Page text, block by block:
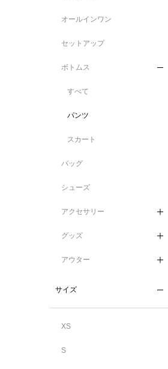
オールインワン
セットアップ
ボトムス
すべて
パンツ
スカート
バッグ
シューズ
アクセサリー
グッズ
アウター
サイズ
XS
S